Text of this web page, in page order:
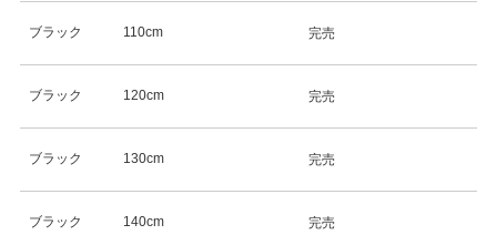
ブラック 110cm 完売
ブラック 120cm 完売
ブラック 130cm 完売
ブラック 140cm 完売